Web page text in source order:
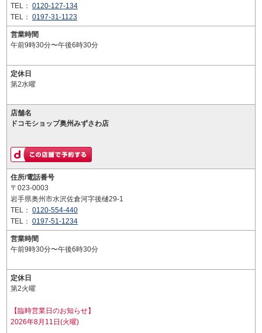
TEL： 0120-127-134
TEL： 0197-31-1123
営業時間
午前9時30分〜午後6時30分
定休日
第2水曜
店舗名
ドコモショップ奥州みずさわ店
住所/電話番号
〒023-0003
岩手県奥州市水沢佐倉河字後樋29-1
TEL： 0120-554-440
TEL： 0197-51-1234
営業時間
午前9時30分〜午後6時30分
定休日
第2火曜
【臨時営業日のお知らせ】
2026年8月11日(火曜)